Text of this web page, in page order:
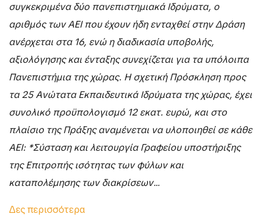
συγκεκριμένα δύο πανεπιστημιακά Ιδρύματα, ο
αριθμός των ΑΕΙ που έχουν ήδη ενταχθεί στην Δράση
ανέρχεται στα 16, ενώ η διαδικασία υποβολής,
αξιολόγησης και ένταξης συνεχίζεται για τα υπόλοιπα
Πανεπιστήμια της χώρας. Η σχετική Πρόσκληση προς
τα 25 Ανώτατα Εκπαιδευτικά Ιδρύματα της χώρας, έχει
συνολικό προϋπολογισμό 12 εκατ. ευρώ, και στο
πλαίσιο της Πράξης αναμένεται να υλοποιηθεί σε κάθε
ΑΕΙ: *Σύσταση και λειτουργία Γραφείου υποστήριξης
της Επιτροπής ισότητας των φύλων και
καταπολέμησης των διακρίσεων…
Δες περισσότερα